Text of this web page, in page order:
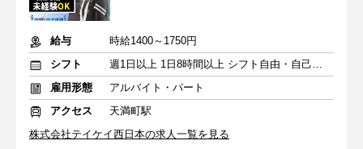
給与
時給1400～1750円
シフト
週1日以上 1日8時間以上 シフト自由・自己申告
雇用形態
アルバイト・パート
アクセス
天満町駅
株式会社テイケイ西日本の求人一覧を見る